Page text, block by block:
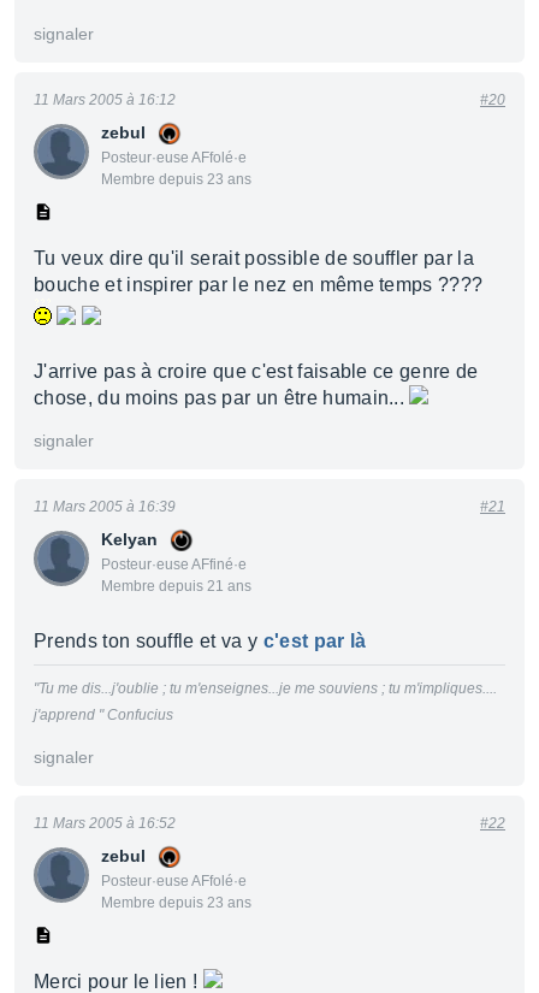
signaler
zebul
Posteur·euse AFfolé·e
Membre depuis 23 ans
11 Mars 2005 à 16:12 #20
Tu veux dire qu'il serait possible de souffler par la
bouche et inspirer par le nez en même temps ????
J'arrive pas à croire que c'est faisable ce genre de
chose, du moins pas par un être humain...
signaler
Kelyan
Posteur·euse AFfiné·e
Membre depuis 21 ans
11 Mars 2005 à 16:39 #21
Prends ton souffle et va y c'est par là
"Tu me dis...j'oublie ; tu m'enseignes...je me souviens ; tu m'impliques....
j'apprend " Confucius
signaler
zebul
Posteur·euse AFfolé·e
Membre depuis 23 ans
11 Mars 2005 à 16:52 #22
Merci pour le lien !